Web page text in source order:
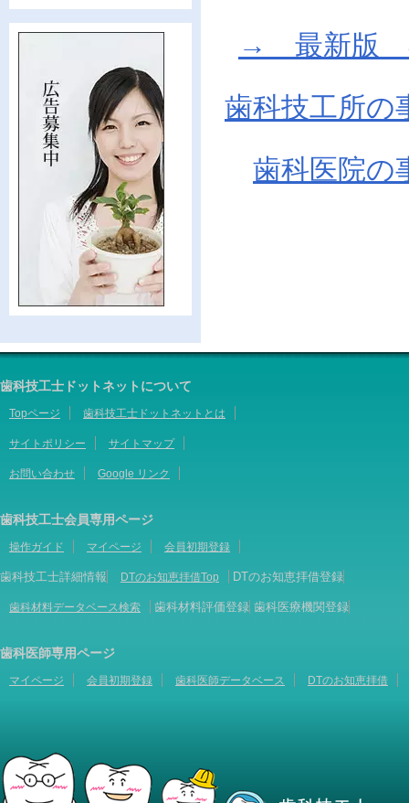
→ 最新版
歯科技工所の
歯科医院の
歯科技工士ドットネットについて
Topページ 歯科技工士ドットネットとは
サイトポリシー サイトマップ
お問い合わせ Google リンク
歯科技工士会員専用ページ
操作ガイド マイページ 会員初期登録
歯科技工士詳細情報 DTのお知恵拝借Top DTのお知恵拝借登録
歯科材料データベース検索 歯科材料評価登録 歯科医療機関登録
歯科医師専用ページ
マイページ 会員初期登録 歯科医師データベース DTのお知恵拝借